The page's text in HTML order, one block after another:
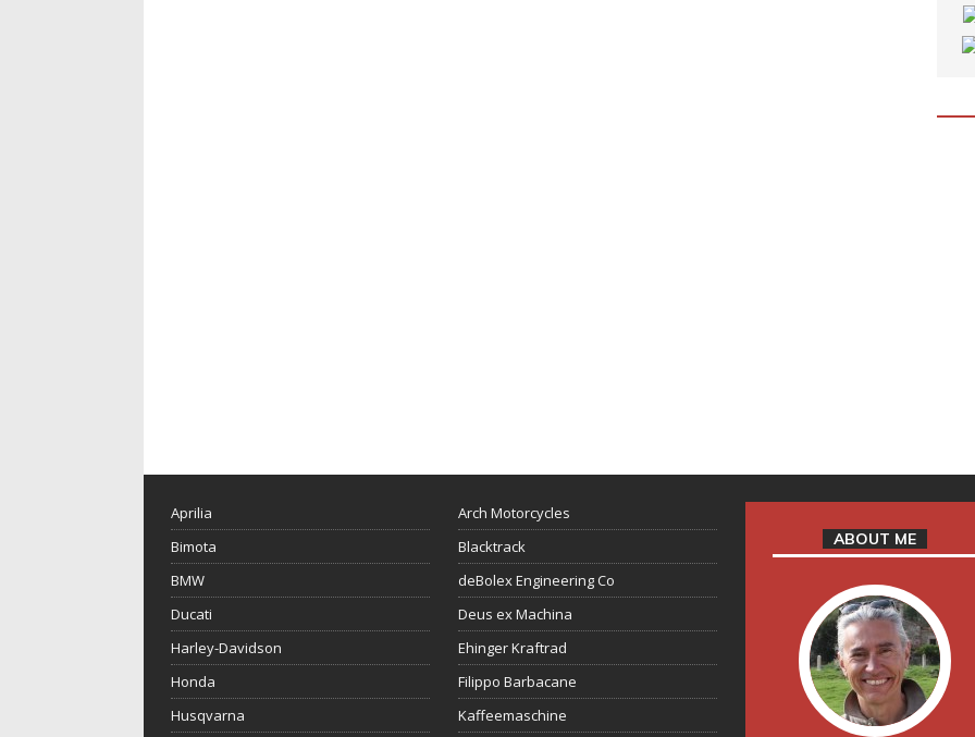
Aprilia
Bimota
BMW
Ducati
Harley-Davidson
Honda
Husqvarna
Arch Motorcycles
Blacktrack
deBolex Engineering Co
Deus ex Machina
Ehinger Kraftrad
Filippo Barbacane
Kaffeemaschine
ABOUT ME